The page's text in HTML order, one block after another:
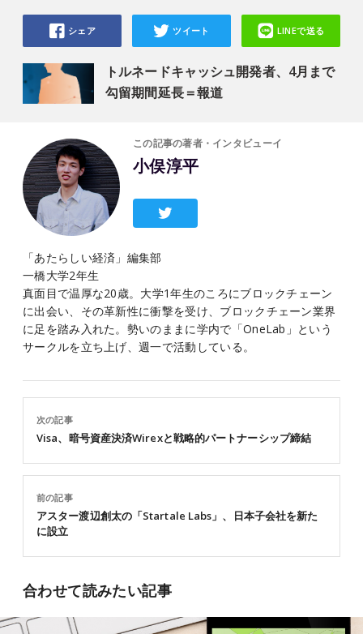
トルネードキャッシュ開発者、4月まで
勾留期間延長＝報道
シェア ツイート LINEで送る
この記事の著者・インタビューイ
小俣淳平
「あたらしい経済」編集部
一橋大学2年生
真面目で温厚な20歳。大学1年生のころにブロックチェーン
に出会い、その革新性に衝撃を受け、ブロックチェーン業界
に足を踏み入れた。勢いのままに学内で「OneLab」という
サークルを立ち上げ、週一で活動している。
前の記事
アスター渡辺創太の「Startale Labs」、日本子会社を新た
に設立
次の記事
Visa、暗号資産決済Wirexと戦略的パートナーシップ締結
合わせて読みたい記事